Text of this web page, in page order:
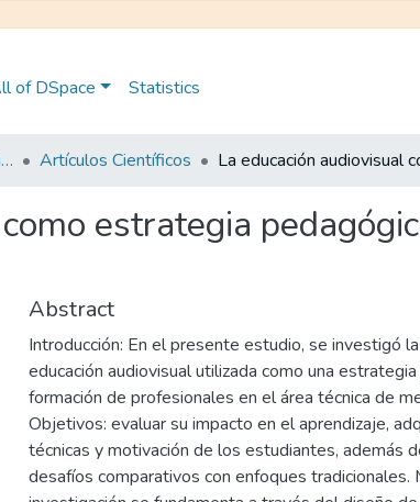
of DSpace Statistics
Maestría en Pedagogía con Mención en Formación Técnica y Profesional Artículos Científicos
estrategia
Abstract
Introducción: En el presente estudio, se investigó
educación audiovisual utilizada como una
formación de profesionales en el área técnica de
Objetivos: evaluar su impacto en el aprendizaje,
técnicas y motivación de los estudiantes, además
desafíos comparativos con enfoques